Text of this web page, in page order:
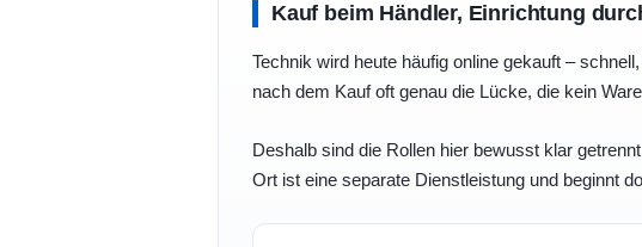
Kauf beim Händler, Einrichtung
Technik wird heute häufig online gekauft –
nach dem Kauf oft genau die Lücke, die kein
Deshalb sind die Rollen hier bewusst klar
Ort ist eine separate Dienstleistung und beginnt